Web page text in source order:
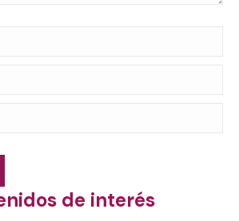
de interés